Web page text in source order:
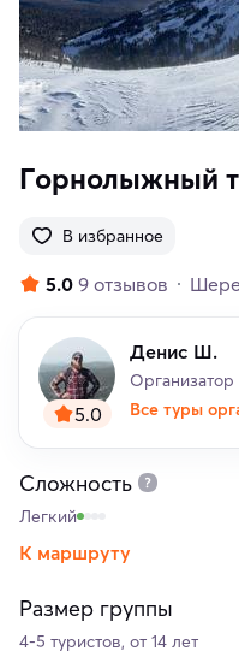
Горнолыжный
В избранное
5.0 9 отзывов
5.0
Денис Ш.
Организатор
Все туры
Сложность
Легкий
К маршруту
Размер группы
4-5 туристов, от 14 лет